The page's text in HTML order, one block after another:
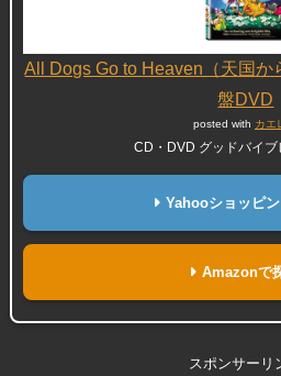
All Dogs Go to Heaven（天国か
盤DVD
posted with カエ
CD・DVD グッドバイ
Yahooショッピ
Amazonで
スポンサーリ